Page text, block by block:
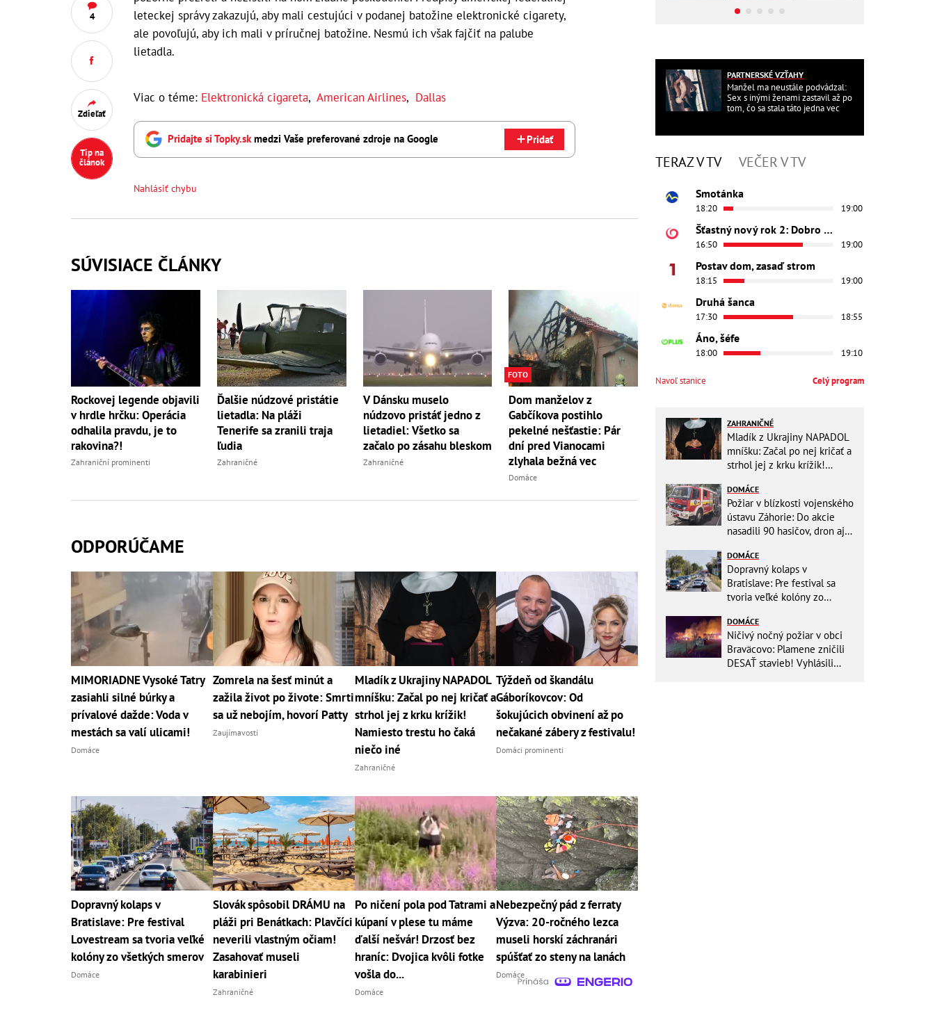
4
Zdieľať
Tip na
článok
leteckej správy zakazujú, aby mali cestujúci v podanej batožine elektronické cigarety,
ale povoľujú, aby ich mali v príručnej batožine. Nesmú ich však fajčiť na palube
lietadla.
Viac o téme: Elektronická cigareta, American Airlines, Dallas
Pridajte si Topky.skmedzi Vaše preferované zdroje na Google Pridať
Nahlásiť chybu
SÚVISIACE ČLÁNKY
Rockovej legende objavili
v hrdle hrčku: Operácia
odhalila pravdu, je to
rakovina?!
Zahraniční prominenti
Ďalšie núdzové pristátie
lietadla: Na pláži
Tenerife sa zranili traja
ľudia
Zahraničné
V Dánsku muselo
núdzovo pristáť jedno z
lietadiel: Všetko sa
začalo po zásahu bleskom
Zahraničné
FOTO
Dom manželov z
Gabčíkova postihlo
pekelné nešťastie: Pár
dní pred Vianocami
zlyhala bežná vec
Domáce
ODPORÚČAME
MIMORIADNE Vysoké Tatry
zasiahli silné búrky a
prívalové dažde: Voda v
mestách sa valí ulicami!
Domáce
Zomrela na šesť minút a
zažila život po živote: Smrti
sa už nebojím, hovorí Patty
Zaujímavosti
Mladík z Ukrajiny NAPADOL
mníšku: Začal po nej kričať a
strhol jej z krku krížik!
Namiesto trestu ho čaká
niečo iné
Zahraničné
Týždeň od škandálu
Gáboríkovcov: Od
šokujúcich obvinení až po
nečakané zábery z festivalu!
Domáci prominenti
Dopravný kolaps v
Bratislave: Pre festival
Lovestream sa tvoria veľké
kolóny zo všetkých smerov
Domáce
Slovák spôsobil DRÁMU na
pláži pri Benátkach: Plavčíci
neverili vlastným očiam!
Zasahovať museli
karabinieri
Zahraničné
Po ničení pola pod Tatrami a
kúpaní v plese tu máme
ďalší nešvár! Drzosť bez
hraníc: Dvojica kvôli fotke
vošla do...
Domáce
Nebezpečný pád z ferraty
Výzva: 20-ročného lezca
museli horskí záchranári
spúšťať zo steny na lanách
Domáce
PARTNERSKÉ VZŤAHY
Manžel ma neustále podvádzal:
Sex s inými ženami zastavil až po
tom, čo sa stala táto jedna vec
TERAZ V TV VEČER V TV
Smotánka
18:20 19:00
Šťastný nový rok 2: Dobro došli
16:50 19:00
Postav dom, zasaď strom
18:15 19:00
Druhá šanca
17:30 18:55
Áno, šéfe
18:00 19:10
Navoľ stanice Celý program
ZAHRANIČNÉ
Mladík z Ukrajiny NAPADOL
mníšku: Začal po nej kričať a
strhol jej z krku krížik!
niečo iné
DOMÁCE
Požiar v blízkosti vojenského
ústavu Záhorie: Do akcie
nasadili 90 hasičov, dron aj
DOMÁCE
Dopravný kolaps v
Bratislave: Pre festival sa
tvoria veľké kolóny zo
DOMÁCE
Ničivý nočný požiar v obci
Braväcovo: Plamene zničili
DESAŤ stavieb! Vyhlásili